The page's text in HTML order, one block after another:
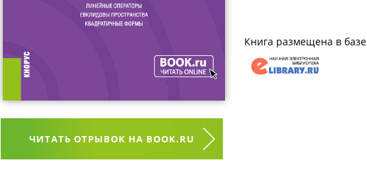
ЧИТАТЬ ОТРЫВОК НА BOOK.RU
Книга размещена в базе